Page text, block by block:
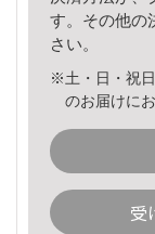
す。その他の
さい。
※土・日・祝
のお届けに
受